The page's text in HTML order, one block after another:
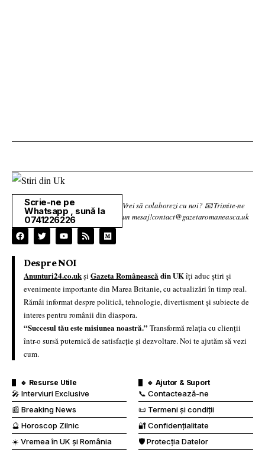
Scrie-ne pe
Whatsapp , sună la
0741226226
Vrei să colaborezi cu noi? 📧 Trimite-ne
un mesaj!contact@gazetaromaneasca.uk
Despre NOI
Anunturi24.co.ukși Gazeta Româneascădin UKîți aduc știri și
evenimente importante din Marea Britanie, cu actualizări în timp real.
Rămâi informat despre politică, tehnologie, divertisment și subiecte de
interes pentru românii din diaspora.
“Succesul tău este misiunea noastră.” Transformă relația cu clienții
într-o sursă puternică de satisfacție și dezvoltare. Noi te ajutăm să vezi
cum.
🔹 Resurse Utile
🎤 Interviuri Exclusive
📰 Breaking News
🔮 Horoscop Zilnic
☀️ Vremea în UK și România
🔹 Ajutor & Suport
📞 Contactează-ne
📜 Termeni și condiții
🔐 Confidențialitate
🛡️ Protecția Datelor